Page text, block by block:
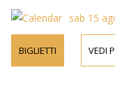
sab 15
BIGLIETTI VEDI